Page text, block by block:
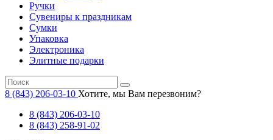
Ручки
Сувениры к праздникам
Сумки
Упаковка
Электроника
Элитные подарки
8 (843) 206-03-10 Хотите, мы Вам перезвоним?
8 (843) 206-03-10
8 (843) 258-91-02